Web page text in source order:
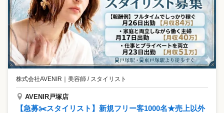
株式会社AVENIR 美容師 / スタイリスト
AVENIR戸塚店
【急募✂️スタイリスト】新規フリー客1000名★売上以外